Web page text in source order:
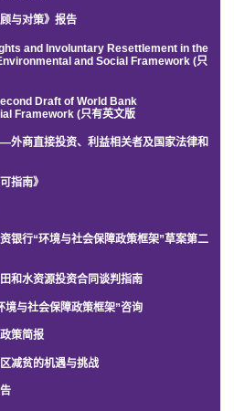
与对策》报告
and Involuntary Resettlement in the
and Social Framework (只
Draft of World Bank
Framework (只有英文版
外商直接投资、利益相关者及国家法律和
指南》
银行“环境与社会保障政策框架”草案第二
和水资源投资合同谈判指南
境与社会保障政策框架”咨询
策简报
减贫的机遇与挑战